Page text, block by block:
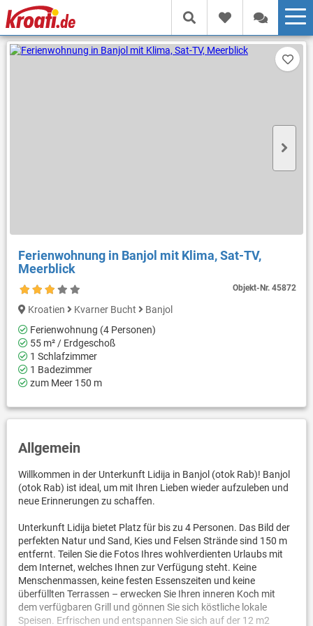
Ferienwohnung in Banjol mit Klima, Sat-TV,
Meerblick
Objekt-Nr.45872
Kroatien Kvarner Bucht
Banjol
Ferienwohnung (4 Personen)
55 m² / Erdgeschoß
1 Schlafzimmer
1 Badezimmer
zum Meer 150 m
Allgemein
Willkommen in der Unterkunft Lidija in Banjol (otok Rab)! Banjol
(otok Rab) ist ideal, um mit Ihren Lieben wieder aufzuleben und
neue Erinnerungen zu schaffen.
Unterkunft Lidija bietet Platz für bis zu 4 Personen. Das Bild der
perfekten Natur und Sand, Kies und Felsen Strände sind 150 m
entfernt. Teilen Sie die Fotos Ihres wohlverdienten Urlaubs mit
dem Internet, welches Ihnen zur Verfügung steht. Keine
Menschenmassen, keine festen Essenszeiten und keine
überfüllten Terrassen – erwecken Sie Ihren inneren Koch mit
dem verfügbaren Grill und gönnen Sie sich köstliche lokale
Speisen. Erfrischen und entspannen Sie sich auf der 12 m2